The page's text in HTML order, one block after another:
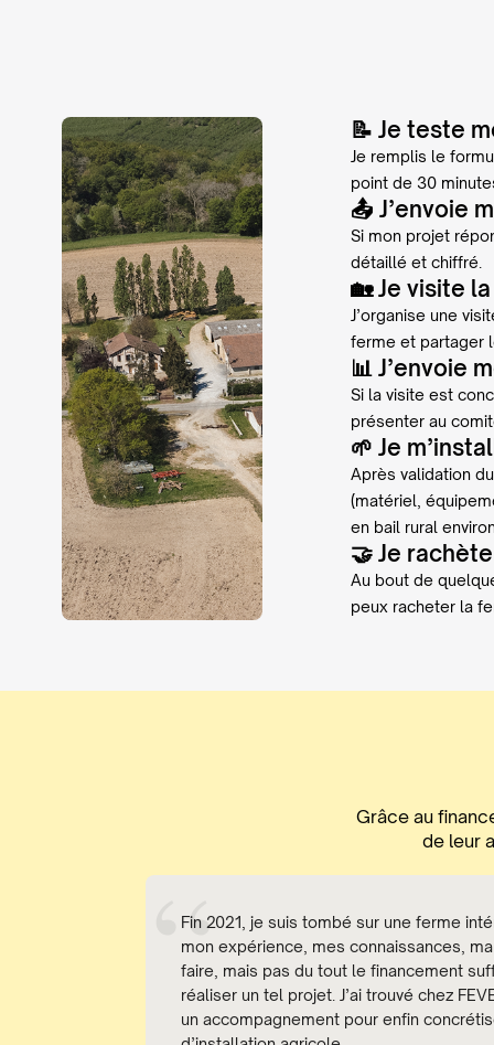
📝 Je teste
Je remplis le
point de 30
📤 J’envoie
Si mon projet
détaillé et chiffré.
🏡 Je visite
J’organise une
ferme et partager
📊 J’envoie
Si la visite est
présenter au
🌱 Je
Après validation
(matériel,
en bail rural
🤝 Je
Au bout de
peux racheter la
Grâce au
de leur
Fin 2021, je suis tombé sur une ferme
mon expérience, mes connaissances,
faire, mais pas du tout le financement
réaliser un tel projet. J’ai trouvé chez
un accompagnement pour enfin